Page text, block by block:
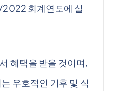
2022 회계연도에 실
혜택을 받을 것이며,
우호적인 기후 및 식